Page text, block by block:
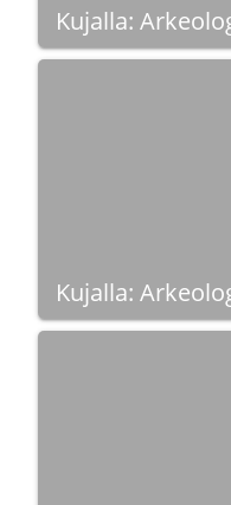
Kujalla:
Kujalla: